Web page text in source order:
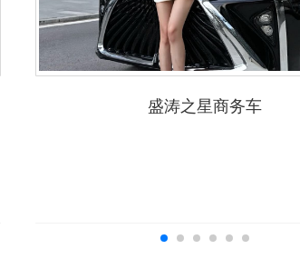
盛涛之星商务车